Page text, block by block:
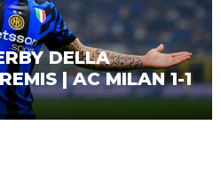
DELLA
| AC MILAN 1-1